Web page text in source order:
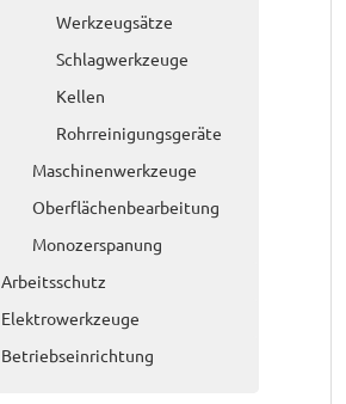
Werkzeugsätze
Schlagwerkzeuge
Kellen
Rohrreinigungsgeräte
Maschinenwerkzeuge
Oberflächenbearbeitung
Monozerspanung
Arbeitsschutz
Elektrowerkzeuge
Betriebseinrichtung